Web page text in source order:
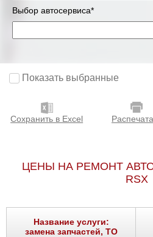
Нижний Новгород
Новосибирск
Оренбург
Петрозаводск
Ростов-на-Дону
Выбор автосервиса*
Показать выбранные
Сохранить в Excel
ЦЕНЫ НА РЕМОНТ
RSX
Название услуги:
замена запчастей, ТО